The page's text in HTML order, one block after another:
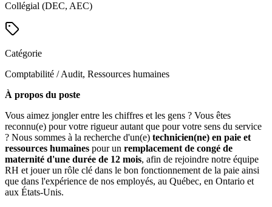
Collégial (DEC, AEC)
Catégorie
Comptabilité / Audit, Ressources humaines
À propos du poste
Vous aimez jongler entre les chiffres et les gens ? Vous êtes
reconnu(e) pour votre rigueur autant que pour votre sens du service
? Nous sommes à la recherche d'un(e) technicien(ne) en paie et
ressources humaines pour un remplacement de congé de
maternité d'une durée de 12 mois, afin de rejoindre notre équipe
RH et jouer un rôle clé dans le bon fonctionnement de la paie ainsi
que dans l'expérience de nos employés, au Québec, en Ontario et
aux États-Unis.